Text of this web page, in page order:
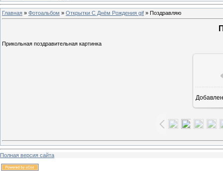
Главная » Фотоальбом » Открытки С Днём Рождения gif » Поздравляю
Прикольная поздравительная картинка
Полная версия сайта